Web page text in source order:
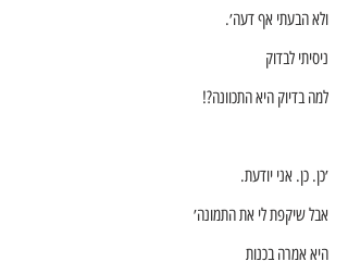
ולא הבעתי אף דעה׳.
ניסיתי לבדוק
למה בדיוק היא התכוונה?!
׳כן. כן. אני יודעת.
אבל שיקפת לי את התמונה׳
היא אמרה בכנות